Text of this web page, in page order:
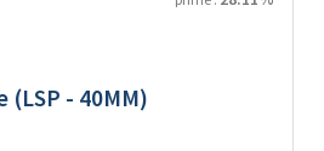
(LSP - 40MM)